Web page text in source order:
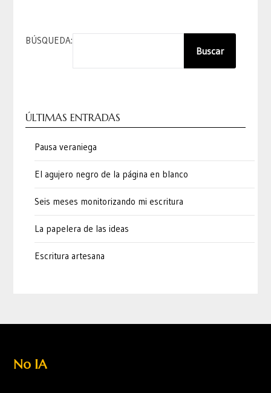
BÚSQUEDA:
Buscar
ÚLTIMAS ENTRADAS
Pausa veraniega
El agujero negro de la página en blanco
Seis meses monitorizando mi escritura
La papelera de las ideas
Escritura artesana
No IA